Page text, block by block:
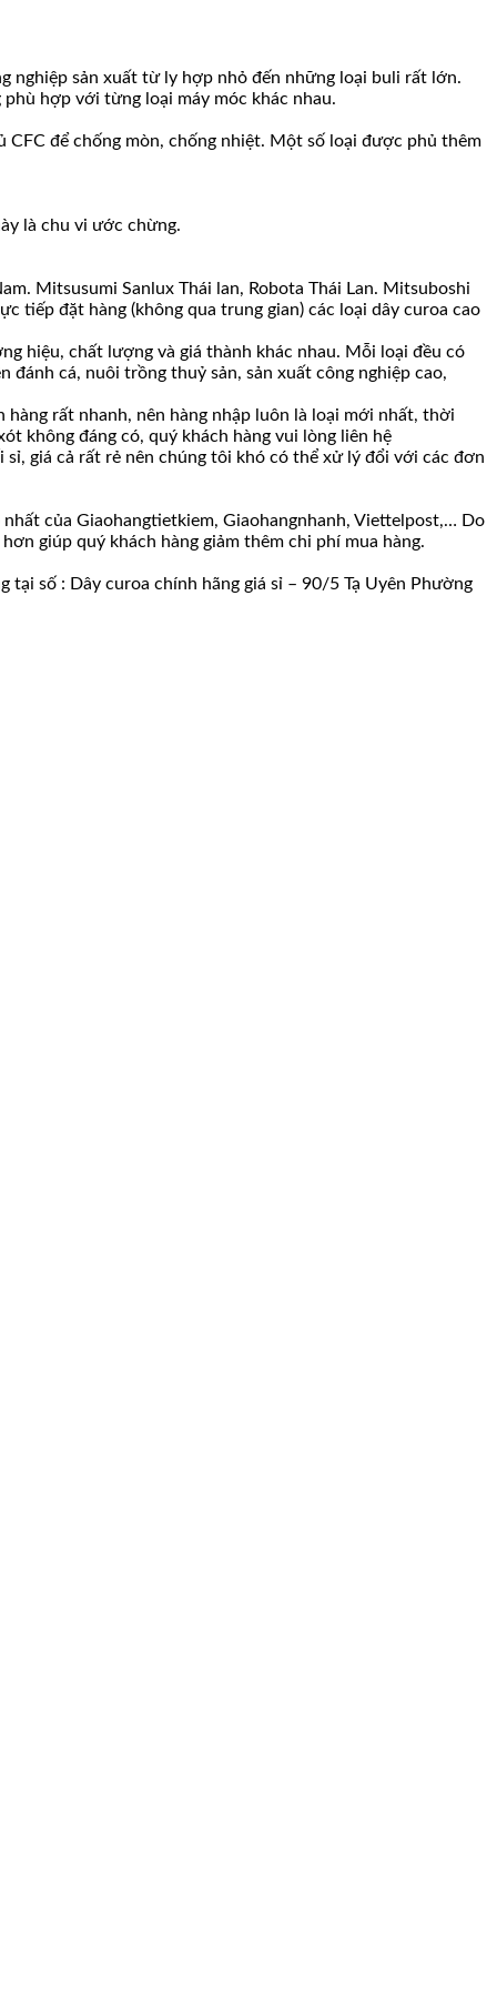
nghiệp sản xuất từ ly hợp nhỏ đến những loại buli rất lớn.
hợp với từng loại máy móc khác nhau.
để chống mòn, chống nhiệt. Một số loại được phủ thêm
là chu vi ước chừng.
Mitsusumi Sanlux Thái lan, Robota Thái Lan. Mitsuboshi
tiếp đặt hàng (không qua trung gian) các loại dây curoa cao
hiệu, chất lượng và giá thành khác nhau. Mỗi loại đều có
đánh cá, nuôi trồng thuỷ sản, sản xuất công nghiệp cao,
rất nhanh, nên hàng nhập luôn là loại mới nhất, thời
không đáng có, quý khách hàng vui lòng liên hệ
giá cả rất rẻ nên chúng tôi khó có thể xử lý đổi với các đơn
của Giaohangtietkiem, Giaohangnhanh, Viettelpost,… Do
giúp quý khách hàng giảm thêm chi phí mua hàng.
số : Dây curoa chính hãng giá sỉ – 90/5 Tạ Uyên Phường